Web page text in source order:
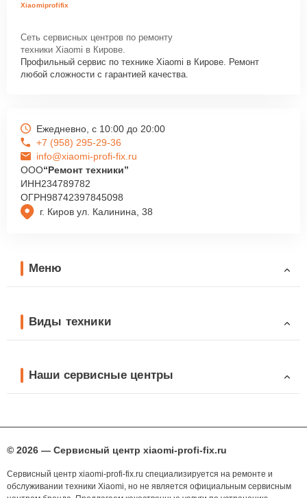
Xiaomiprofifix
Сеть сервисных центров по ремонту
техники Xiaomi в Кирове.
Профильный сервис по технике Xiaomi в Кирове. Ремонт
любой сложности с гарантией качества.
г. Киров ул. Калинина, 38
Ежедневно, с 10:00 до 20:00
+7 (958) 295-29-36
info@xiaomi-profi-fix.ru
ООО“Ремонт техники”
ИНН234789782
ОГРН98742397845098
Меню
Виды техники
Наши сервисные центры
© 2026 — Сервисный центр xiaomi-profi-fix.ru
Сервисный центр xiaomi-profi-fix.ru специализируется на ремонте и
обслуживании техники Xiaomi, но не является официальным сервисным